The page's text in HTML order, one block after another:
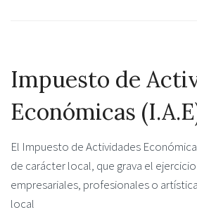
Impuesto de
Económicas
El Impuesto de Actividades
de carácter local, que grava el
empresariales, profesionales o
local